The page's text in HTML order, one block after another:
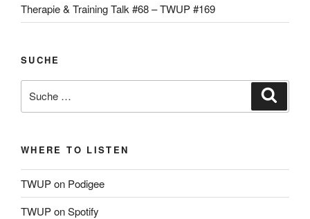
Therapie & Training Talk #68 – TWUP #169
SUCHE
nach:
WHERE TO LISTEN
TWUP on Podigee
TWUP on Spotify